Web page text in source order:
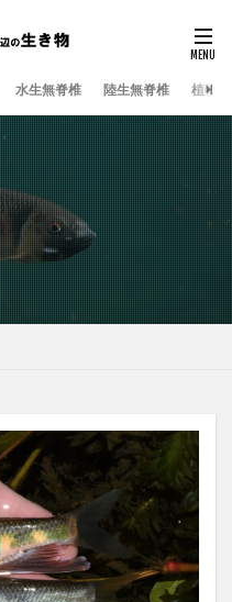
水生無脊椎 陸生無脊椎 植物